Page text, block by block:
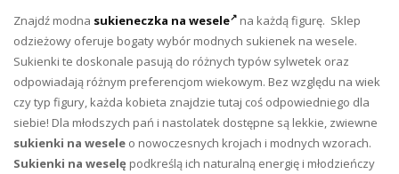
Znajdź modna sukieneczka na wesele
na każdą figurę. Sklep
odzieżowy oferuje bogaty wybór modnych sukienek na wesele.
Sukienki te doskonale pasują do różnych typów sylwetek oraz
odpowiadają różnym preferencjom wiekowym. Bez względu na wiek
czy typ figury, każda kobieta znajdzie tutaj coś odpowiedniego dla
siebie! Dla młodszych pań i nastolatek dostępne są lekkie, zwiewne
sukienki na wesele o nowoczesnych krojach i modnych wzorach.
Sukienki na weselę podkreślą ich naturalną energię i młodzieńczy